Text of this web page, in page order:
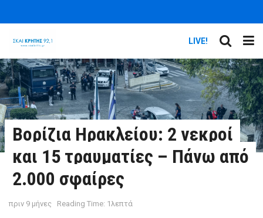
LIVE!
Βορίζια Ηρακλείου: 2 νεκροί
και 15 τραυματίες – Πάνω από
2.000 σφαίρες
πριν 9 μήνες Reading Time: 1λεπτά